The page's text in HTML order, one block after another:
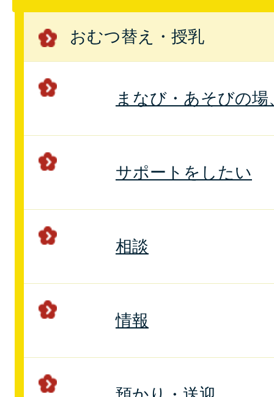
おむつ替え・授乳
まなび・あそびの
サポートをしたい
相談
情報